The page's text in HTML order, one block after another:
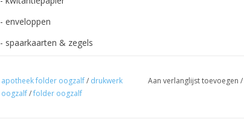
- enveloppen
- spaarkaarten & zegels
apotheek folder oogzalf/ drukwerk
oogzalf/folder oogzalf
Aan verlanglijst toevoegen /